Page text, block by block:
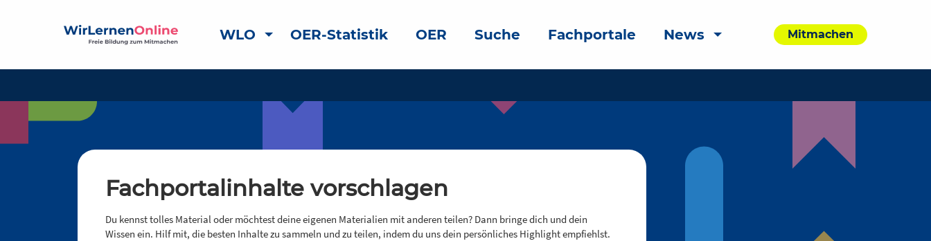
WLO OER-Statistik OER Suche Fachportale News Mitmachen
Fachportalinhalte vorschlagen
Du kennst tolles Material oder möchtest deine eigenen Materialien mit anderen teilen? Dann bringe dich und dein
Wissen ein. Hilf mit, die besten Inhalte zu sammeln und zu teilen, indem du uns dein persönliches Highlight empfiehlst.